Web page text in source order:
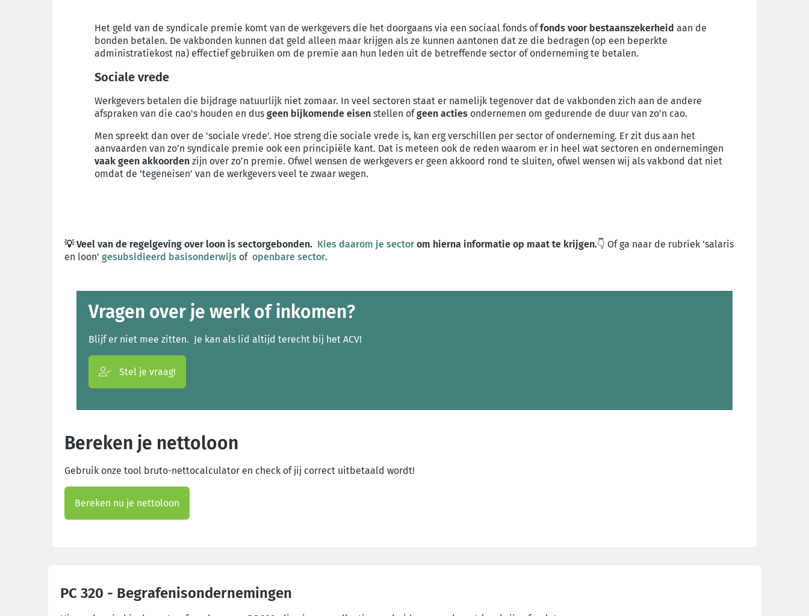
Het geld van de syndicale premie komt van de werkgevers die het doorgaans via een sociaal fonds of fonds voor bestaanszekerheid aan de
bonden betalen. De vakbonden kunnen dat geld alleen maar krijgen als ze kunnen aantonen dat ze die bedragen (op een beperkte
administratiekost na) effectief gebruiken om de premie aan hun leden uit de betreffende sector of onderneming te betalen.
Sociale vrede
Werkgevers betalen die bijdrage natuurlijk niet zomaar. In veel sectoren staat er namelijk tegenover dat de vakbonden zich aan de andere
afspraken van die cao's houden en dus geen bijkomende eisen stellen ofgeen acties ondernemen om gedurende de duur van zo'n cao.
Men spreekt dan over de 'sociale vrede'. Hoe streng die sociale vrede is, kan erg verschillen per sector of onderneming. Er zit dus aan het
aanvaarden van zo’n syndicale premie ook een principiële kant. Dat is meteen ook de reden waarom er in heel wat sectoren en ondernemingen
vaak geen akkoorden zijn over zo’n premie. Ofwel wensen de werkgevers er geen akkoord rond te sluiten, ofwel wensen wij als vakbond dat niet
omdat de 'tegeneisen' van de werkgevers veel te zwaar wegen.
💡 Veel van de regelgeving over loon is sectorgebonden. Kies daarom je sectorom hierna informatie op maat te krijgen.👇 Of ga naar de rubriek 'salaris
en loon' gesubsidieerd basisonderwijs of openbare sector.
Vragen over je werk of inkomen?
Blijf er niet mee zitten. Je kan als lid altijd terecht bij het ACV!
Stel je vraag!
Bereken je nettoloon
Gebruik onze tool bruto-nettocalculator en check of jij correct uitbetaald wordt!
Bereken nu je nettoloon
PC 320 - Begrafenisondernemingen